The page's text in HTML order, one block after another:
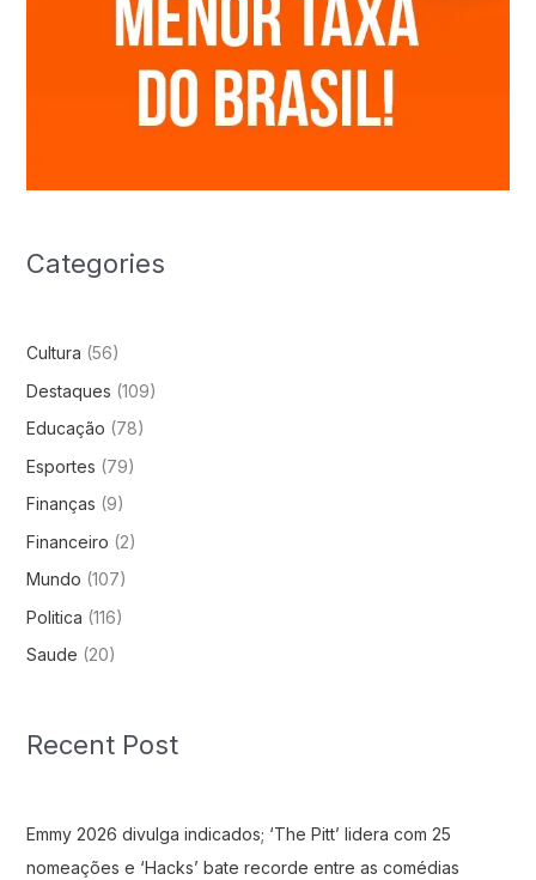
Categories
Cultura (56)
Destaques (109)
Educação (78)
Esportes (79)
Finanças (9)
Financeiro (2)
Mundo (107)
Politica (116)
Saude (20)
Recent Post
Emmy 2026 divulga indicados; ‘The Pitt’ lidera com 25
nomeações e ‘Hacks’ bate recorde entre as comédias